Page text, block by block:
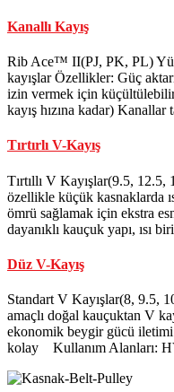
Kanallı Kayış
Rib Ace™ II(PJ, PK, PL)
kayışlar Özellikler: Güç
izin vermek için
kayış hızına kadar) Kanallar
Tırtırlı V-Kayış
Tırtıllı V Kayışlar(9.5, 12.5,
özellikle küçük kasnaklarda
ömrü sağlamak için ekstra
dayanıklı kauçuk yapı, ısı
Düz V-Kayış
Standart V Kayışlar(8, 9.5,
amaçlı doğal kauçuktan V
ekonomik beygir gücü iletimi
kolay Kullanım Alanları: